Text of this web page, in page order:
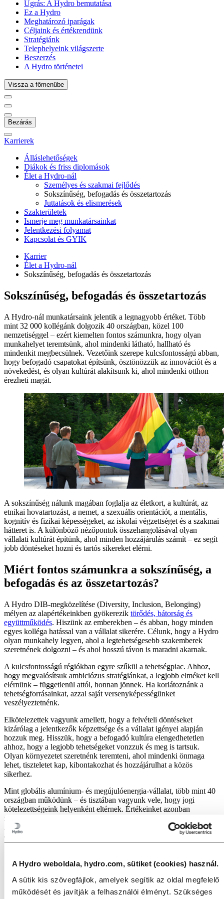
A Hydro weboldala, hydro.com, sütiket (cookies) használ.
A sütik kis szövegfájlok, amelyek segítik az oldal megfelelő
működését és javítják a felhasználói élményt. Szükséges
Ugrás: A Hydro bemutatása
Ez a Hydro
Meghatározó iparágak
Céljaink és értékrendünk
Stratégiánk
Telephelyeink világszerte
Beszerzés
A Hydro történetei
Vissza a főmenübe
Bezárás
Karrierek
Álláslehetőségek
Diákok és friss diplomások
Élet a Hydro-nál
Személyes és szakmai fejlődés
Sokszínűség, befogadás és összetartozás
Juttatások és elismerések
Szakterületek
Ismerje meg munkatársainkat
Jelentkezési folyamat
Kapcsolat és GYIK
Karrier
Élet a Hydro-nál
Sokszínűség, befogadás és összetartozás
Sokszínűség, befogadás és összetartozás
A Hydro-nál munkatársaink jelentik a legnagyobb értéket. Több
mint 32 000 kollégánk dolgozik 40 országban, közel 100
nemzetiséggel – ezért kiemelten fontos számunkra, hogy olyan
munkahelyet teremtsünk, ahol mindenki látható, hallható és
mindenkit megbecsülnek. Vezetőink szerepe kulcsfontosságú abban,
hogy befogadó csapatokat építsünk, ösztönözzük az innovációt és a
növekedést, és olyan kultúrát alakítsunk ki, ahol mindenki otthon
érezheti magát.
A sokszínűség nálunk magában foglalja az életkort, a kultúrát, az
etnikai hovatartozást, a nemet, a szexuális orientációt, a mentális,
kognitív és fizikai képességeket, az iskolai végzettséget és a szakmai
hátteret is. A különböző nézőpontok összehangolásával olyan
vállalati kultúrát építünk, ahol minden hozzájárulás számít – ez segít
jobb döntéseket hozni és tartós sikereket elérni.
Miért fontos számunkra a sokszínűség, a
befogadás és az összetartozás?
A Hydro DIB-megközelítése (Diversity, Inclusion, Belonging)
mélyen az alapértékeinkben gyökerezik törődés, bátorság és
együttműködés. Hiszünk az emberekben – és abban, hogy minden
egyes kolléga hatással van a vállalat sikerére. Célunk, hogy a Hydro
olyan munkahely legyen, ahol a legtehetségesebb szakemberek
szeretnének dolgozni – és ahol hosszú távon is maradni akarnak.
A kulcsfontosságú régiókban egyre szűkül a tehetségpiac. Ahhoz,
hogy megvalósítsuk ambiciózus stratégiánkat, a legjobb elméket kell
elérnünk – függetlenül attól, honnan jönnek. Ha korlátoznánk a
tehetségforrásainkat, azzal saját versenyképességünket
veszélyeztetnénk.
Elkötelezettek vagyunk amellett, hogy a felvételi döntéseket
kizárólag a jelentkezők képzettsége és a vállalat igényei alapján
hozzuk meg. Hisszük, hogy a befogadó kultúra elengedhetetlen
ahhoz, hogy a legjobb tehetségeket vonzzuk és meg is tartsuk.
Olyan környezetet szeretnénk teremteni, ahol mindenki önmaga
lehet, tiszteletet kap, kibontakozhat és hozzájárulhat a közös
sikerhez.
Mint globális alumínium- és megújulóenergia-vállalat, több mint 40
országban működünk – és tisztában vagyunk vele, hogy jogi
kötelezettségeink helyenként eltérnek. Értékeinket azonban
mindenhol komolyan vesszük, és elkötelezettek vagyunk a DIB-
megközelítés következetes alkalmazása mellett – mindig az adott
ország jogszabályainak megfelelően.